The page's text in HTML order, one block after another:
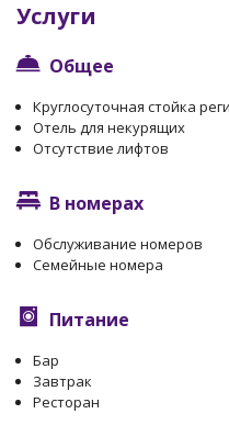
Услуги
Общее
Круглосуточная стойка
Отель для некурящих
Отсутствие лифтов
В номерах
Обслуживание номеров
Семейные номера
Питание
Бар
Завтрак
Ресторан